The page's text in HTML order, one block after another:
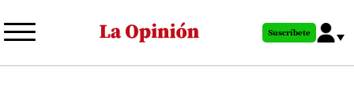
al
principal
Suscríbete